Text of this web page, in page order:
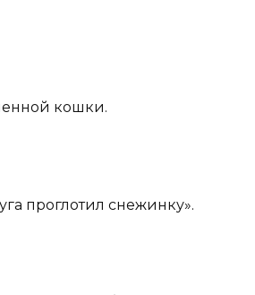
кошки.
проглотил снежинку».